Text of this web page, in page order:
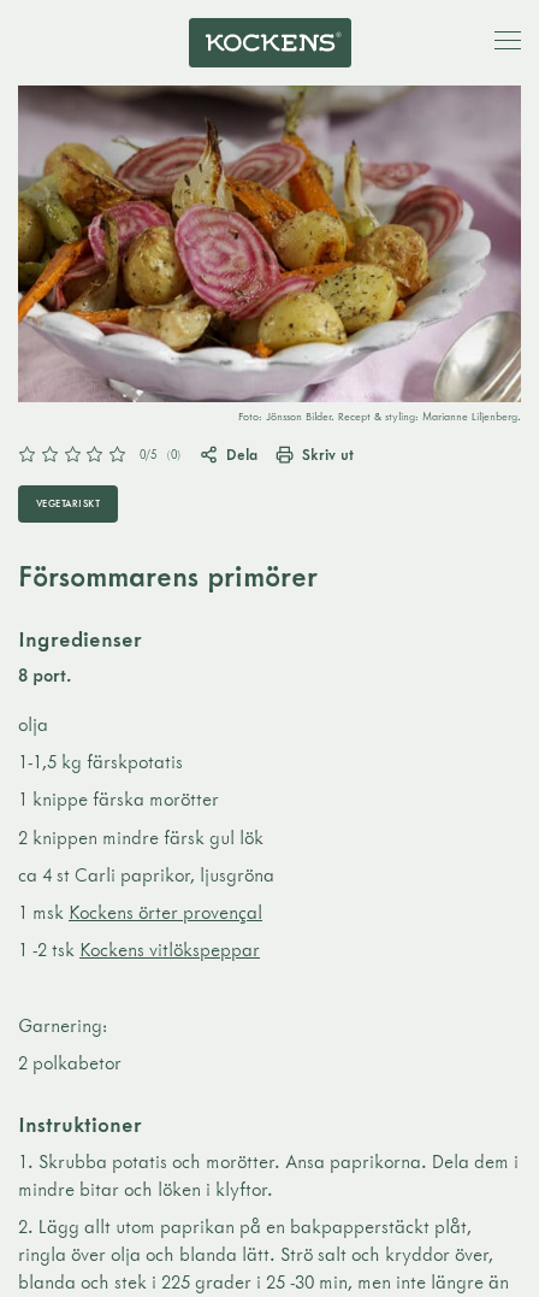
Foto: Jönsson Bilder. Recept & styling: Marianne Liljenberg.
0/5 (0) Dela Skriv ut
VEGETARISKT
Försommarens primörer
Ingredienser
8 port.
olja
1-1,5 kg färskpotatis
1 knippe färska morötter
2 knippen mindre färsk gul lök
ca 4 st Carli paprikor, ljusgröna
1 msk Kockens örter provençal
1 -2 tsk Kockens vitlökspeppar
Garnering:
2 polkabetor
Instruktioner
1. Skrubba potatis och morötter. Ansa paprikorna. Dela dem i
mindre bitar och löken i klyftor.
2. Lägg allt utom paprikan på en bakpapperstäckt plåt,
ringla över olja och blanda lätt. Strö salt och kryddor över,
blanda och stek i 225 grader i 25 -30 min, men inte längre än